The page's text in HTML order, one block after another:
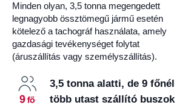
Minden olyan, 3,5 tonna megengedett
legnagyobb össztömegű jármű esetén
kötelező a tachográf használata, amely
gazdasági tevékenységet folytat
(áruszállítás vagy személyszállítás).
3,5 tonna alatti, de 9 főnél
több utast szállító buszok